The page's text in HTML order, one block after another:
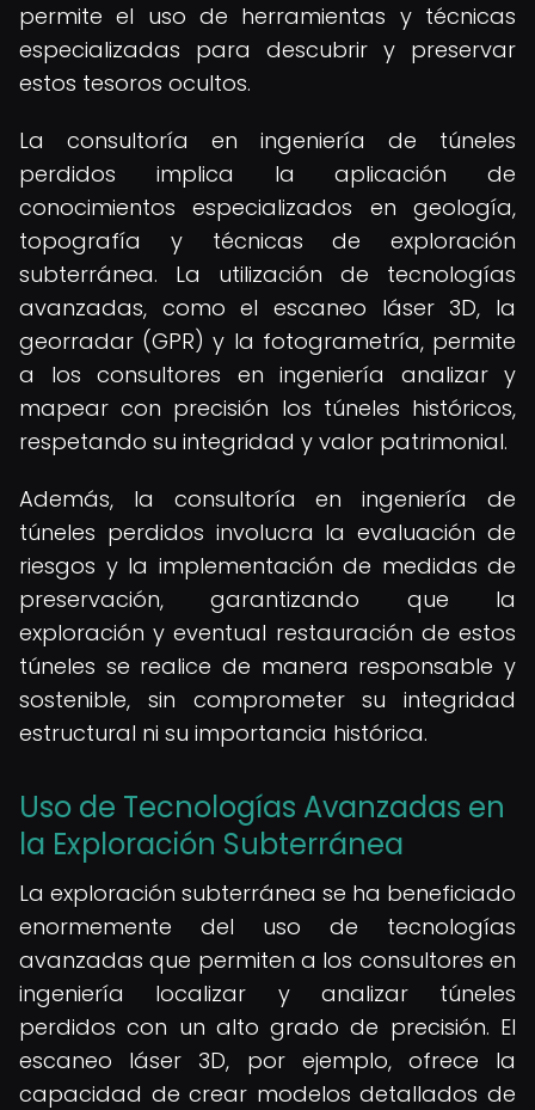
permite el uso de herramientas y técnicas
especializadas para descubrir y preservar
estos tesoros ocultos.
La consultoría en ingeniería de túneles
perdidos implica la aplicación de
conocimientos especializados en geología,
topografía y técnicas de exploración
subterránea. La utilización de tecnologías
avanzadas, como el escaneo láser 3D, la
georradar (GPR) y la fotogrametría, permite
a los consultores en ingeniería analizar y
mapear con precisión los túneles históricos,
respetando su integridad y valor patrimonial.
Además, la consultoría en ingeniería de
túneles perdidos involucra la evaluación de
riesgos y la implementación de medidas de
preservación, garantizando que la
exploración y eventual restauración de estos
túneles se realice de manera responsable y
sostenible, sin comprometer su integridad
estructural ni su importancia histórica.
Uso de Tecnologías Avanzadas en
la Exploración Subterránea
La exploración subterránea se ha beneficiado
enormemente del uso de tecnologías
avanzadas que permiten a los consultores en
ingeniería localizar y analizar túneles
perdidos con un alto grado de precisión. El
escaneo láser 3D, por ejemplo, ofrece la
capacidad de crear modelos detallados de